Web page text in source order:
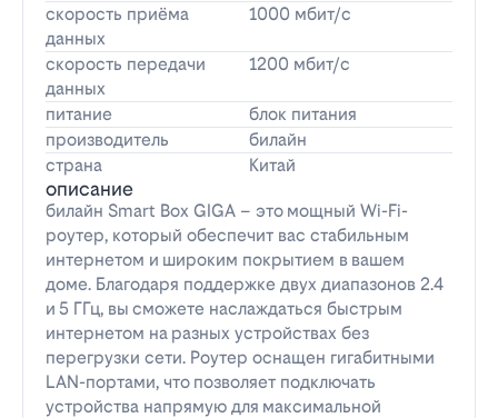
скорость приёма
данных
1000 мбит/с
скорость передачи
данных
1200 мбит/с
питание
блок питания
производитель
билайн
страна
Китай
описание
билайн Smart Box GIGA – это мощный Wi-Fi-
роутер, который обеспечит вас стабильным
интернетом и широким покрытием в вашем
доме. Благодаря поддержке двух диапазонов 2.4
и 5 ГГц, вы сможете наслаждаться быстрым
интернетом на разных устройствах без
перегрузки сети. Роутер оснащен гигабитными
LAN-портами, что позволяет подключать
устройства напрямую для максимальной